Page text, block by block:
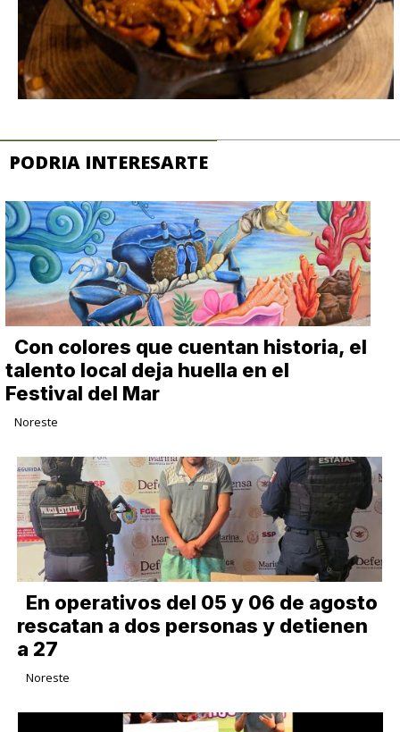
PODRIA INTERESARTE
Con colores que cuentan historia, el
talento local deja huella en el
Festival del Mar
Noreste
En operativos del 05 y 06 de agosto
rescatan a dos personas y detienen
a 27
Noreste